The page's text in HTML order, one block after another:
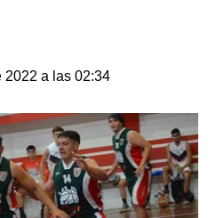
2022 a las 02:34